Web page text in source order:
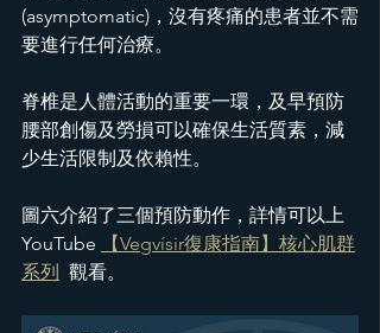
(asymptomatic)，沒有疼痛的患者並不需
要進行任何治療。
脊椎是人體活動的重要一環，及早預防
腰部創傷及勞損可以確保生活質素，減
少生活限制及依賴性。
圖六介紹了三個預防動作，詳情可以上
YouTube
【Vegvísir復康指南】核心肌群
系列 觀看。